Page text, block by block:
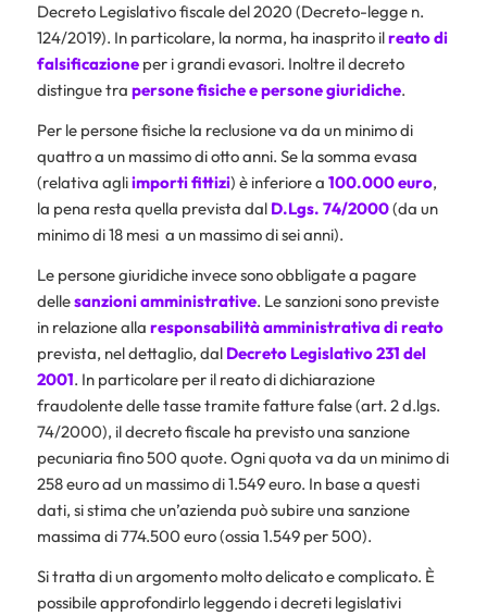
Decreto Legislativo fiscale del 2020 (Decreto-legge n.
124/2019). In particolare, la norma, ha inasprito ilreato di
falsificazione per i grandi evasori. Inoltre il decreto
distingue tra persone fisiche e persone giuridiche.
Per le persone fisiche la reclusione va da un minimo di
quattro a un massimo di otto anni. Se la somma evasa
(relativa agliimportifittizi) è inferiore a 100.000 euro,
la pena resta quella prevista dal D.Lgs. 74/2000(da un
minimo di 18 mesi a un massimo di sei anni).
Le persone giuridiche invece sono obbligate a pagare
dellesanzioni amministrative. Le sanzioni sono previste
in relazione alla responsabilità amministrativa di reato
prevista, nel dettaglio, dal Decreto Legislativo 231 del
2001. In particolare per il reato di dichiarazione
fraudolente delle tasse tramite fatture false (art. 2 d.lgs.
74/2000), il decreto fiscale ha previsto una sanzione
pecuniaria fino 500 quote. Ogni quota va da un minimo di
258 euro ad un massimo di 1.549 euro. In base a questi
dati, si stima che un’azienda può subire una sanzione
massima di 774.500 euro (ossia 1.549 per 500).
Si tratta di un argomento molto delicato e complicato. È
possibile approfondirlo leggendo i decreti legislativi